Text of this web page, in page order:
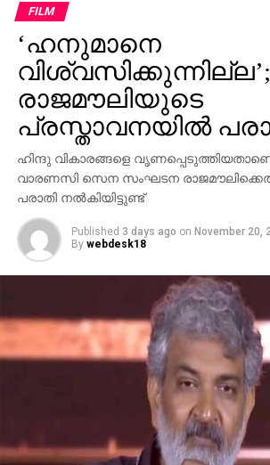
കാനത്തിനും മാണിക്കും ഒരേ
കസേരയൊരുക്കി സി.പി.എം
DON'T MISS
നീതി വൈകിക്കുന്നത്,
തുല്യം; പ്രതിഷേധവുമായി
കൂട്ടായ്മ
പരിഹസിച്ചു. എന്തുകൊണ്ട്
പോറ്റിക്കെതിരെ പരാതി
കുടുങ്ങിയാല്‍ പലരും കുടുങ്ങും എന്ന്
അറിയാമായിരുന്നുവെന്നും അദ്ദേഹം
FILM
‘ഹനുമാനെ
വിശ്വസിക്കുന്നില്ല’;
രാജമൗലിയുടെ
പ്രസ്താവനയില്‍
ഹിന്ദു വികാരങ്ങളെ
വാരണസി സെന സംഘടന
പരാതി നല്‍കിയിട്ടുണ്ട്
Published 3 days ago on November 20,
By webdesk18